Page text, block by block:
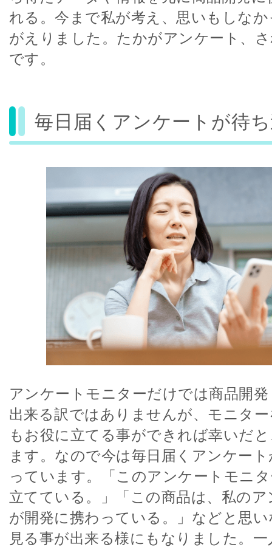
れる。今まで私が考え、思いもしな
がえりました。たかがアンケート、
です。
毎日届くアンケートが待
アンケートモニターだけでは商品開
出来る訳ではありませんが、モニタ
もお役に立てる事ができれば幸いだ
ます。なので今は毎日届くアンケー
っています。「このアンケートモニ
立てている。」「この商品は、私の
が開発に携わっている。」などと思
見る事が出来る様にもなりました。